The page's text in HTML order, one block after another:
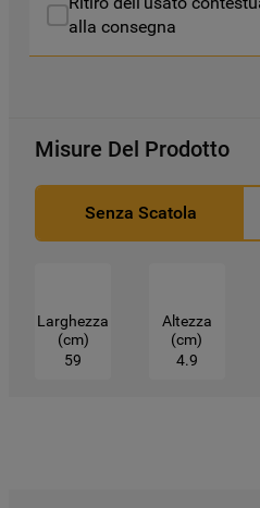
alla consegna
Misure Del Prodotto
Senza Scatola
Larghezza
(cm)
59
Altezza
(cm)
4.9